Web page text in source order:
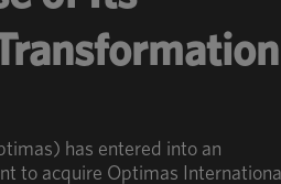
has entered into an
to acquire Optimas